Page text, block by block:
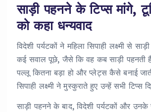
साड़ी पहनने के टिप्स मांगे,
को कहा धन्यवाद
विदेशी पर्यटकों ने महिला सिपाही लक्ष्मी से
कई सवाल पूछे, जैसे कि वह कब साड़ी पहनती
पल्लू कितना बड़ा हो और प्लेट्स कैसे बनाई
सिपाही लक्ष्मी ने मुस्कुराते हुए उन्हें सभी टिप्स
साड़ी पहनने के बाद, विदेशी पर्यटकों और